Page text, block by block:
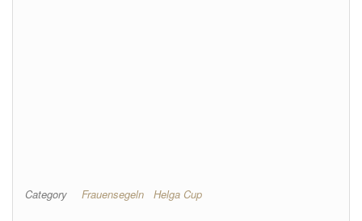
Category Frauensegeln Helga Cup